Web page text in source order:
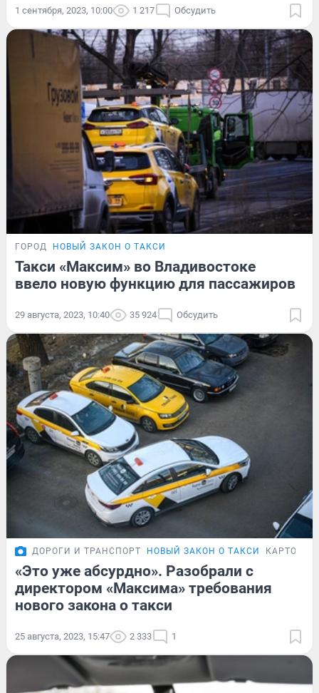
1 сентября, 2023, 10:00 1 217 Обсудить
ГОРОД НОВЫЙ ЗАКОН О ТАКСИ
Такси «Максим» во Владивостоке
ввело новую функцию для пассажиров
29 августа, 2023, 10:40 35 924 Обсудить
ДОРОГИ И ТРАНСПОРТ НОВЫЙ ЗАКОН О ТАКСИ КАРТОЧКИ
«Это уже абсурдно». Разобрали с
директором «Максима» требования
нового закона о такси
25 августа, 2023, 15:47 2 333 1